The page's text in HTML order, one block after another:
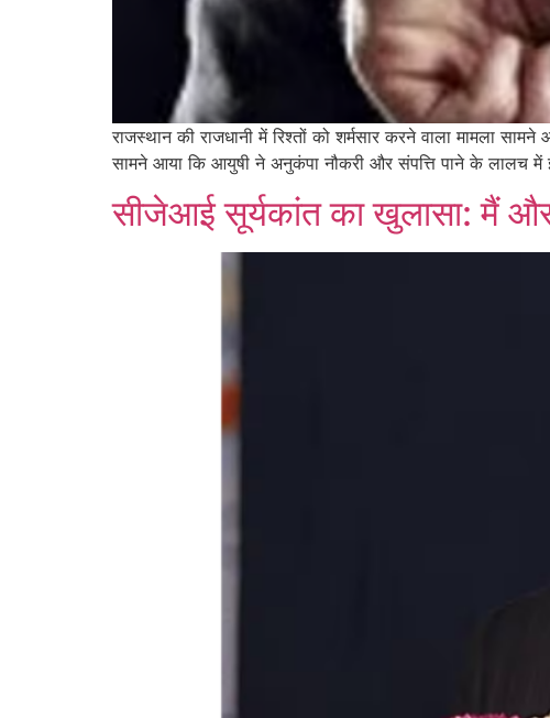
राजस्थान की राजधानी में रिश्तों को शर्मसार करने वाला मामला
सामने आया कि आयुषी ने अनुकंपा नौकरी और संपत्ति पाने के लालच
सीजेआई सूर्यकांत का खुलासा: मैं और